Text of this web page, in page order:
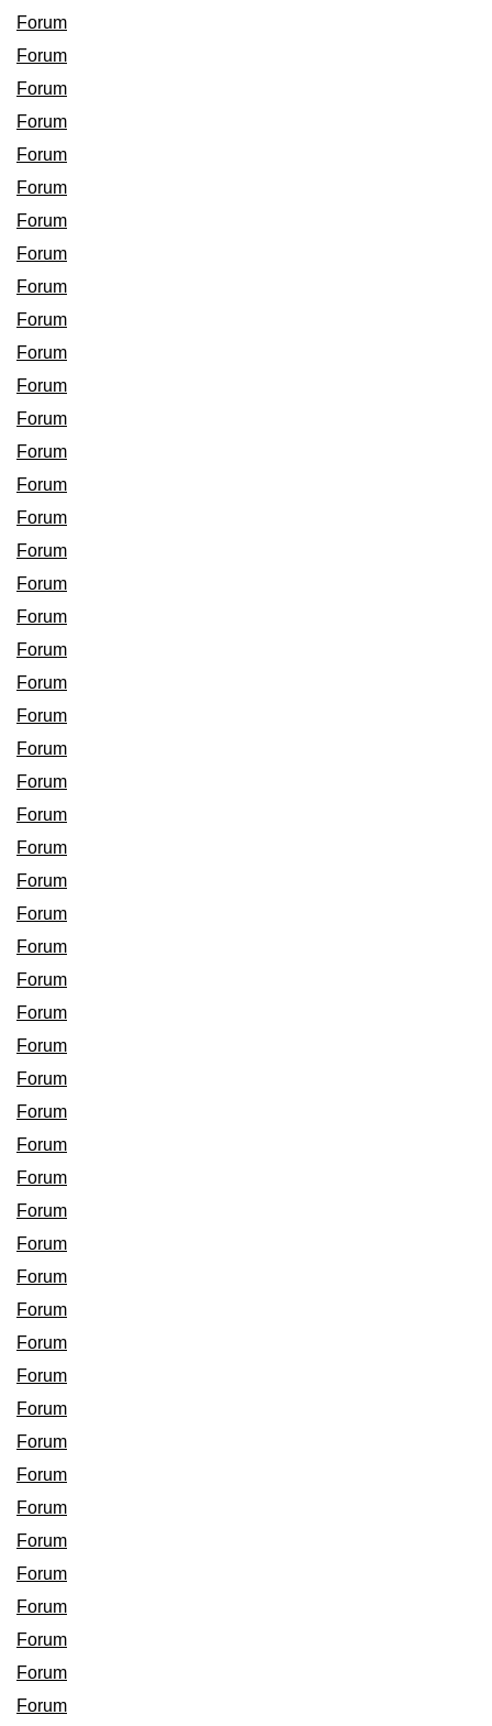
Forum
Forum
Forum
Forum
Forum
Forum
Forum
Forum
Forum
Forum
Forum
Forum
Forum
Forum
Forum
Forum
Forum
Forum
Forum
Forum
Forum
Forum
Forum
Forum
Forum
Forum
Forum
Forum
Forum
Forum
Forum
Forum
Forum
Forum
Forum
Forum
Forum
Forum
Forum
Forum
Forum
Forum
Forum
Forum
Forum
Forum
Forum
Forum
Forum
Forum
Forum
Forum